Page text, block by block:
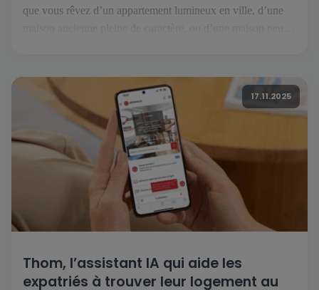
que vous rêvez d’un appartement lumineux en ville, d’une
mode de vie. C’est là […]
17.11.2025
Thom, l’assistant IA qui aide les
expatriés à trouver leur logement au